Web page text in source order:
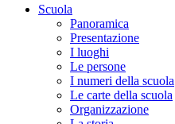
Scuola
Panoramica
Presentazione
I luoghi
Le persone
I numeri della scuola
Le carte della scuola
Organizzazione